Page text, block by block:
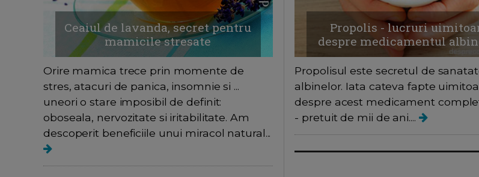
Ceaiul de lavanda, secret pentru
mamicile stresate
Orire mamica trece prin momente de
stres, atacuri de panica, insomnie si ...
uneori o stare imposibil de definit:
oboseala, nervozitate si iritabilitate. Am
descoperit beneficiile unui miracol natural...
Propolis - lucruri
despre medicamentul
Propolisul este secretul de
albinelor. Iata cateva fapte
despre acest medicament
- pretuit de mii de ani....